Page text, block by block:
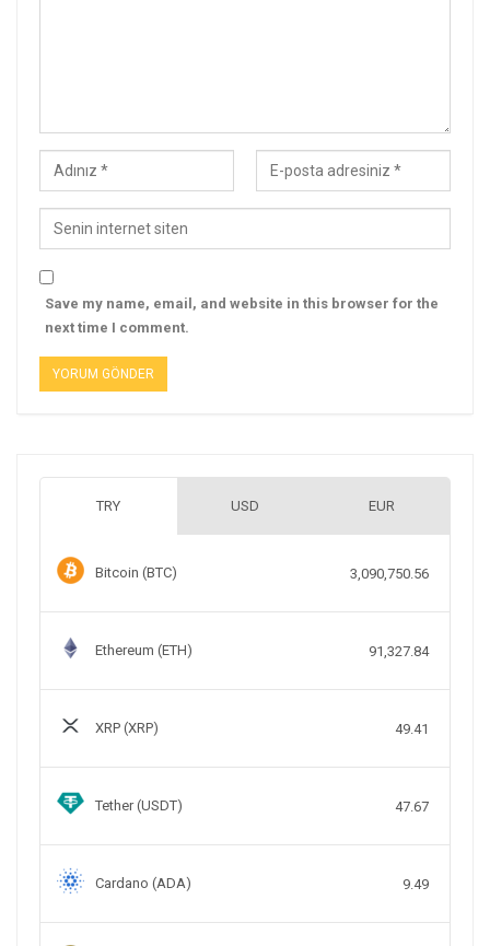
Save my name, email, and website in this browser for the
next time I comment.
TRY USD EUR
Bitcoin (BTC) 3,090,750.56
Ethereum (ETH) 91,327.84
XRP (XRP) 49.41
Tether (USDT) 47.67
Cardano (ADA) 9.49